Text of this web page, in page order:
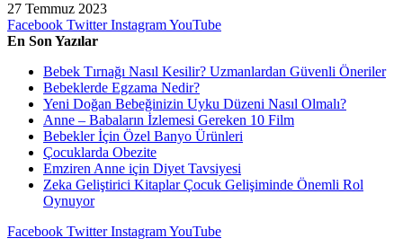
27 Temmuz 2023
Facebook Twitter InstagramYouTube
En Son Yazılar
Bebek Tırnağı Nasıl Kesilir? Uzmanlardan Güvenli Öneriler
Bebeklerde Egzama Nedir?
Yeni Doğan Bebeğinizin Uyku Düzeni Nasıl Olmalı?
Anne – Babaların İzlemesi Gereken 10 Film
Bebekler İçin Özel Banyo Ürünleri
Çocuklarda Obezite
Emziren Anne için Diyet Tavsiyesi
Zeka Geliştirici Kitaplar Çocuk Gelişiminde Önemli Rol
Oynuyor
Facebook Twitter InstagramYouTube